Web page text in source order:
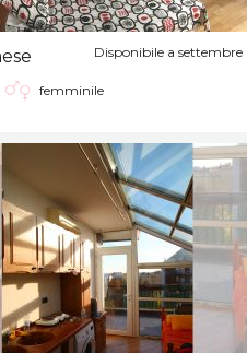
Disponibile a settembre
femminile